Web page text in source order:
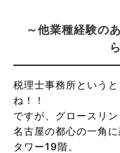
～他業種経験の
税理士事務所という
ね！！
ですが、グロースリ
名古屋の都心の一角
タワー19階。